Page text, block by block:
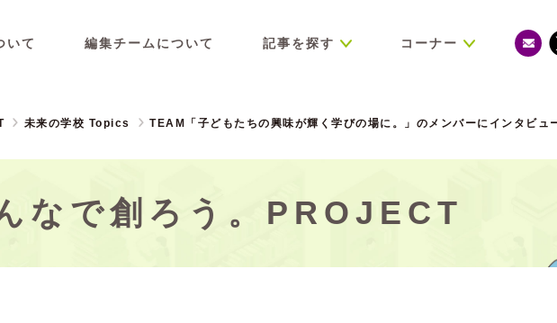
いて 編集チームについて 記事を探す コーナー
未来の学校 Topics TEAM「子どもたちの興味が輝く学びの場に。」のメンバーにインタビュ
なで創ろう。PROJECT